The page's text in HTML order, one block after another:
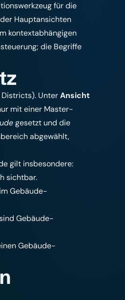
für die
Hauptansichten
kontextabhängigen
die Begriffe
Districts). UnterAnsicht
mit einer Master-
gesetzt und die
abgewählt,
gilt insbesondere:
sichtbar.
Gebäude-
Gebäude-
Gebäude-